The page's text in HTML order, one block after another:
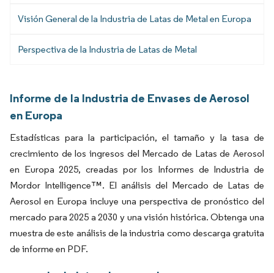
Visión General de la Industria de Latas de Metal en Europa
Perspectiva de la Industria de Latas de Metal
Informe de la Industria de Envases de Aerosol
en Europa
Estadísticas para la participación, el tamaño y la tasa de
crecimiento de los ingresos del Mercado de Latas de Aerosol
en Europa 2025, creadas por los Informes de Industria de
Mordor Intelligence™. El análisis del Mercado de Latas de
Aerosol en Europa incluye una perspectiva de pronóstico del
mercado para 2025 a 2030 y una visión histórica. Obtenga una
muestra de este análisis de la industria como descarga gratuita
de informe en PDF.